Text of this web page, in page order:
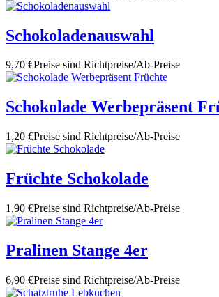
Schokoladenauswahl
9,70 €Preise sind Richtpreise/Ab-Preise
Schokolade Werbepräsent
1,20 €Preise sind Richtpreise/Ab-Preise
Früchte Schokolade
1,90 €Preise sind Richtpreise/Ab-Preise
Pralinen Stange 4er
6,90 €Preise sind Richtpreise/Ab-Preise